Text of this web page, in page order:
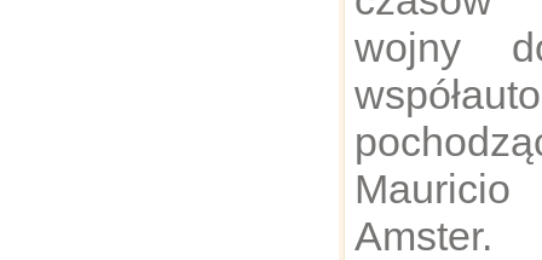
wojny
Amster.